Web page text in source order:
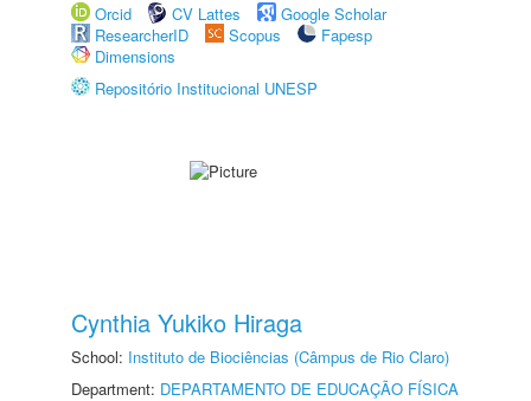
Orcid
CV Lattes
Google Scholar
ResearcherID
Scopus
Fapesp
Dimensions
Repositório Institucional UNESP
Cynthia Yukiko Hiraga
School: Instituto de Biociências (Câmpus de Rio Claro)
Department: DEPARTAMENTO DE EDUCAÇÃO FÍSICA